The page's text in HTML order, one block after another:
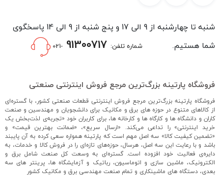
شنبه تا چهارشنبه از 9 الی 17 و پنج شنبه از 9 الی 14 پاسخگوی
شما هستیم.
شماره تلفن: -021
فروشگاه پارتینه بزرگ‌ترین مرجع فروش اینترنتی صنعتی
فروشگاه پارتینه بزرگ‌ترین مرجع فروش اینترنتی قطعات صنعتی کشور، با گستره‌ای
از کالاهای متنوع در حوزه های برق و مکانیک برای دانشجویان و مهندسین و صنعت
کاران و دانشگاه ها و کارگاه ها و کارخانه ها، برای کاربران خود «تجربه‌ی لذت‌بخش یک
خرید اینترنتی» را تداعی می‌کند. «ارسال سریع»، «ضمانت بهترین قیمت» و
«تضمین کیفیت کالا» سه اصل مهم است که پارتینه همواره سعی کرده به آن پایبند
باشد و با رعایت این سه اصل، هرسال، حوزه‌های تازه‌ای را در فروش کالا و خدمات، به
دایره‌ی فعالیت خود افزوده است. گستره‌ای به وسعت کل صنعت شامل برق و
الکترونیک، ماشین سازی و اتوماسیون، رباتیک و آزمایشگاه ها، پرینتر های سه
بعدی، دستگاه های ماشینکاری و تمام صنعت مهندسی برق و مکانیک کشور